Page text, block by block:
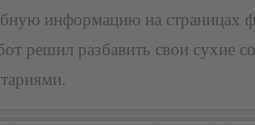
информацию на страницах
решил разбавить свои сухие